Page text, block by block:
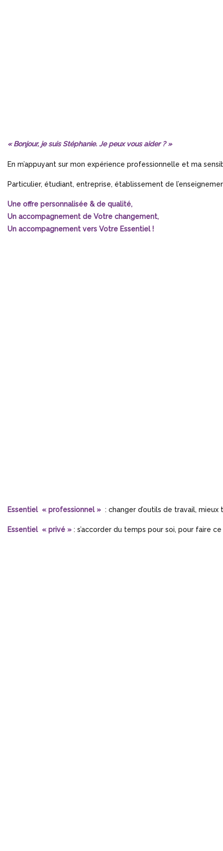
« Bonjour, je suis Stéphanie. Je peux vous aider ? »
En m’appuyant sur mon expérience professionnelle et ma
Particulier, étudiant, entreprise, établissement de
Une offre personnalisée & de qualité,
Un accompagnement de Votre changement,
Un accompagnement vers Votre Essentiel !
Essentiel « professionnel » : changer d’outils de travail,
Essentiel « privé » : s’accorder du temps pour soi, pour faire